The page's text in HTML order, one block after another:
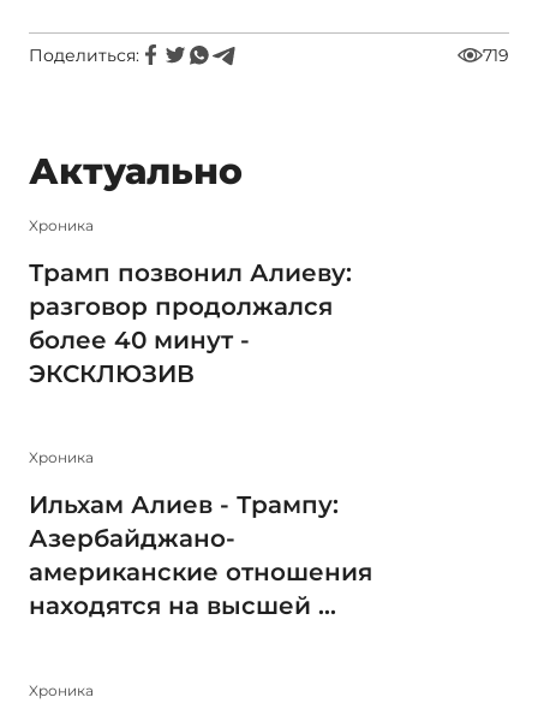
Поделиться: 719
Актуально
Xроника
Трамп позвонил Алиеву:
разговор продолжался
более 40 минут -
ЭКСКЛЮЗИВ
Xроника
Ильхам Алиев - Трампу:
Азербайджано-
американские отношения
находятся на высшей ...
Xроника